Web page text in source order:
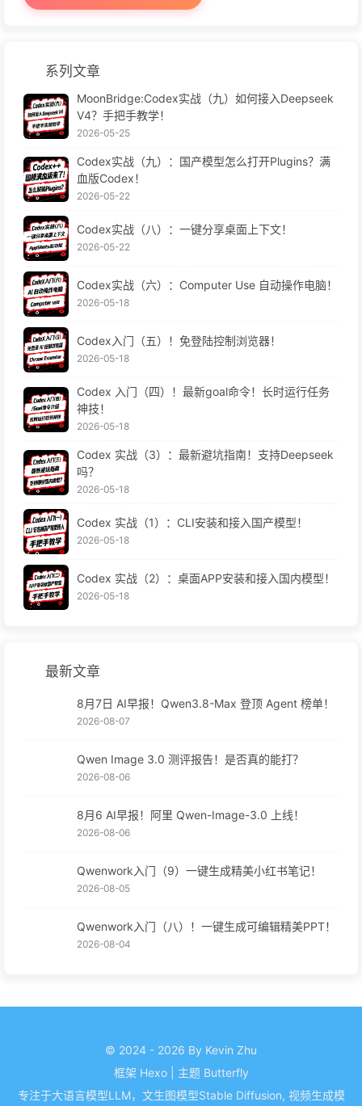
系列文章
MoonBridge:Codex实战（九）如何接入Deepseek
V4？手把手教学！
2026-05-25
Codex实战（九）：国产模型怎么打开Plugins？满
血版Codex！
2026-05-22
Codex实战（八）：一键分享桌面上下文！
2026-05-22
Codex实战（六）：Computer Use 自动操作电脑！
2026-05-18
Codex入门（五）！免登陆控制浏览器！
2026-05-18
Codex 入门（四）！最新goal命令！长时运行任务
神技！
2026-05-18
Codex 实战（3）：最新避坑指南！支持Deepseek
吗？
2026-05-18
Codex 实战（1）：CLI安装和接入国产模型！
2026-05-18
Codex 实战（2）：桌面APP安装和接入国内模型！
2026-05-18
最新文章
8月7日 AI早报！Qwen3.8-Max 登顶 Agent 榜单！
2026-08-07
Qwen Image 3.0 测评报告！是否真的能打？
2026-08-06
8月6 AI早报！阿里 Qwen-Image-3.0 上线！
2026-08-06
Qwenwork入门（9）一键生成精美小红书笔记！
2026-08-05
Qwenwork入门（八）！一键生成可编辑精美PPT！
2026-08-04
© 2024 - 2026 By Kevin Zhu
框架 Hexo 主题 Butterfly
专注于大语言模型LLM，文生图模型Stable Diffusion, 视频生成模